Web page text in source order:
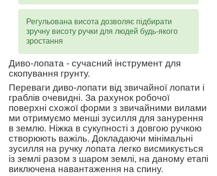
Регульована висота дозволяє підбирати
зручну висоту ручки для людей будь-якого
зростання
Диво-лопата - сучасний інструмент для
скопування грунту.
Переваги диво-лопати від звичайної лопати і
граблів очевидні. За рахунок робочої
поверхні схожої форми з звичайними вилами
ми отримуємо менші зусилля для занурення
в землю. Ніжка в сукупності з довгою ручкою
створюють важіль. Докладаючи мінімальні
зусилля на ручку лопата легко висмикується
із землі разом з шаром землі, на даному етапі
виключена навантаження на спину.